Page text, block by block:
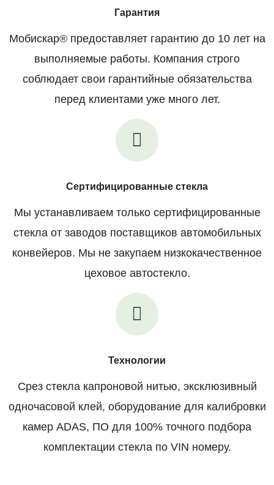
Гарантия
Мобискар® предоставляет гарантию до 10 лет на
выполняемые работы. Компания строго
соблюдает свои гарантийные обязательства
перед клиентами уже много лет.
Сертифицированные стекла
Мы устанавливаем только сертифицированные
стекла от заводов поставщиков автомобильных
конвейеров. Мы не закупаем низкокачественное
цеховое автостекло.
Технологии
Срез стекла капроновой нитью, эксклюзивный
одночасовой клей, оборудование для калибровки
камер ADAS, ПО для 100% точного подбора
комплектации стекла по VIN номеру.